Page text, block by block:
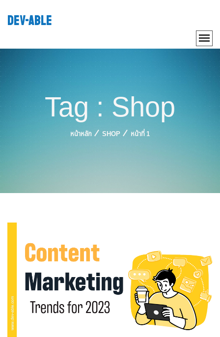
DEV-ABLE
Tag : Shop
หน้าหลัก SHOP หน้าที่ 1